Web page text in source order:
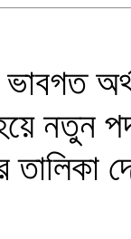
নতুন
তালিকা